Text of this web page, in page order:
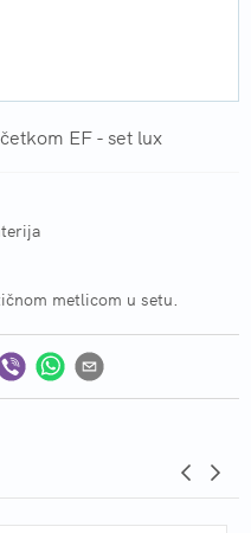
EF - set lux
metlicom u setu.